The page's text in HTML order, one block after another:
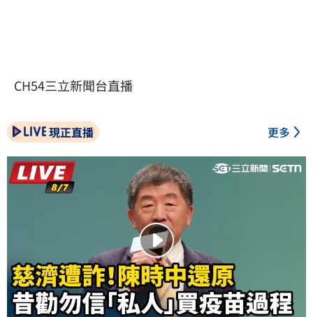
CH54三立新聞台直播
現正直播 更多